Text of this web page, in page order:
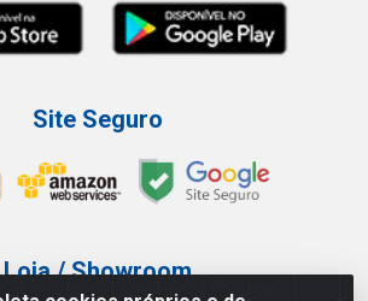
Site Seguro
Loja / Showroom